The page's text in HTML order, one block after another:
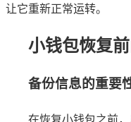
让它重新正常运转。
小钱包恢复
备份信息的重要